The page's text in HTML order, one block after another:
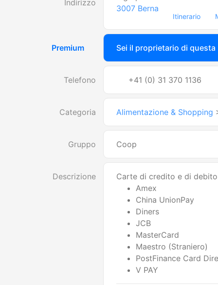
Indirizzo
3007 Berna
Itinerario
Premium Sei il proprietario di
Telefono +41 (0) 31 370 1136
Categoria Alimentazione & Shopping
Gruppo Coop
Descrizione
Carte di credito e di
Amex
China UnionPay
Diners
JCB
MasterCard
Maestro (Straniero)
PostFinance Card
V PAY